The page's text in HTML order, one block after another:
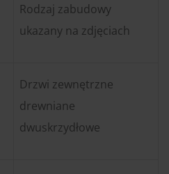
Rodzaj zabudowy
ukazany na zdjęciach
Drzwi zewnętrzne
drewniane
dwuskrzydłowe